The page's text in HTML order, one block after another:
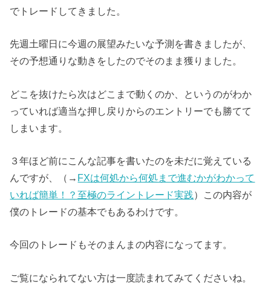
でトレードしてきました。
先週土曜日に今週の展望みたいな予測を書きましたが、
その予想通りな動きをしたのでそのまま獲りました。
どこを抜けたら次はどこまで動くのか、というのがわか
っていれば適当な押し戻りからのエントリーでも勝てて
しまいます。
３年ほど前にこんな記事を書いたのを未だに覚えている
んですが、（→ FXは何処から何処まで進むかがわかって
いれば簡単！？至極のライントレード実践）この内容が
僕のトレードの基本でもあるわけです。
今回のトレードもそのまんまの内容になってます。
ご覧になられてない方は一度読まれてみてくださいね。